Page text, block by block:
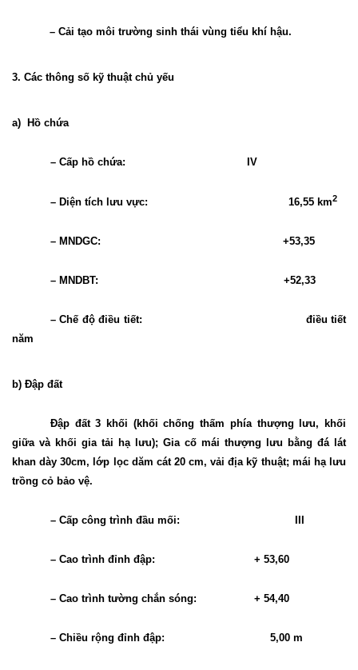
– Cải tạo môi trường sinh thái vùng tiểu khí hậu.
3. Các thông số kỹ thuật chủ yếu
a) Hồ chứa
– Cấp hồ chứa: IV
– Diện tích lưu vực: 16,55 km2
– MNDGC: +53,35
– MNDBT: +52,33
– Chế độ điều tiết:
điều tiết
năm
b) Đập đất
Đập đất 3 khối (khối chống thấm phía thượng lưu, khối
giữa và khối gia tải hạ lưu); Gia cố mái thượng lưu bằng đá lát
khan dày 30cm, lớp lọc dăm cát 20 cm, vải địa kỹ thuật; mái hạ lưu
trồng cỏ bảo vệ.
– Cấp công trình đầu mối:
– Cao trình đỉnh đập: + 53,60
– Cao trình tường chắn sóng: + 54,40
– Chiều rộng đỉnh đập: 5,00 m